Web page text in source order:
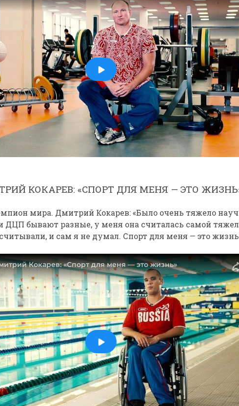
КОКАРЕВ: «СПОРТ ДЛЯ МЕНЯ — ЭТО
мира. Дмитрий Кокарев: «Было очень тяжело
ДЦП бывают разные, у меня она считалась самой
и сам я не думал. Спорт для меня — это